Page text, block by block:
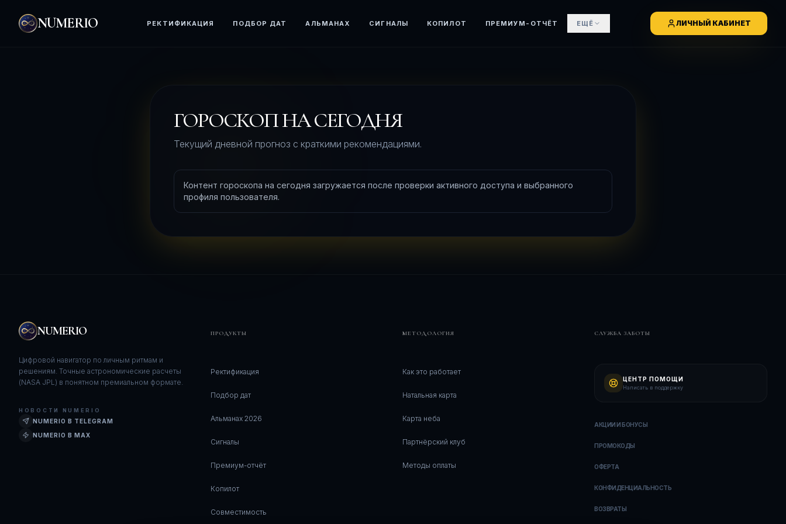
NUMERIO РЕКТИФИКАЦИЯ ПОДБОР ДАТ АЛЬМАНАХ СИГНАЛЫ КОПИЛОТ ПРЕМИУМ-ОТЧЁТ ЕЩЁ ЛИЧНЫЙ КАБИНЕТ
ГОРОСКОП НА СЕГОДНЯ
Текущий дневной прогноз с краткими рекомендациями.
Контент гороскопа на сегодня загружается после проверки активного доступа и выбранного
профиля пользователя.
NUMERIO
Цифровой навигатор по личным ритмам и
решениям. Точные астрономические расчеты
(NASA JPL) в понятном премиальном формате.
НОВОСТИ NUMERIO
NUMERIO В TELEGRAM
NUMERIO В MAX
ПРОДУКТЫ
Ректификация
Подбор дат
Альманах 2026
Сигналы
Премиум-отчёт
Копилот
Совместимость
МЕТОДОЛОГИЯ
Как это работает
Натальная карта
Карта неба
Партнёрский клуб
Методы оплаты
СЛУЖБА ЗАБОТЫ
ЦЕНТР ПОМОЩИ
Написать в поддержку
АКЦИИ И БОНУСЫ
ПРОМОКОДЫ
ОФЕРТА
КОНФИДЕНЦИАЛЬНОСТЬ
ВОЗВРАТЫ